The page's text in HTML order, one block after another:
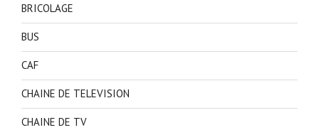
BRICOLAGE
BUS
CAF
CHAINE DE TELEVISION
CHAINE DE TV